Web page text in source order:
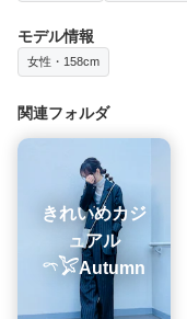
モデル情報
女性・158cm
関連フォルダ
きれいめカジ
ュアル
𓍼𓅯Autumn